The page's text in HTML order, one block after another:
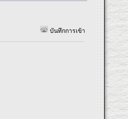
บันทึกการเข้า